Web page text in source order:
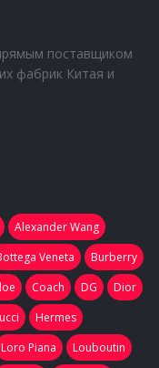
поставщиком
фабрик Китая и
Alexander Wang
Veneta
Burberry
Coach DG
Dior
Hermes
Loro Piana
Louboutin